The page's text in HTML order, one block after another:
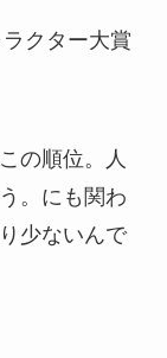
クター大賞
の順位。人
。にも関わ
少ないんで